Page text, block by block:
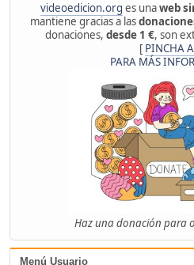
videoedicion.org es unaweb
mantiene gracias a las
donaciones, desde 1 €, son
[ PINCHA
PARA MÁS
Haz una donación para
Menú Usuario